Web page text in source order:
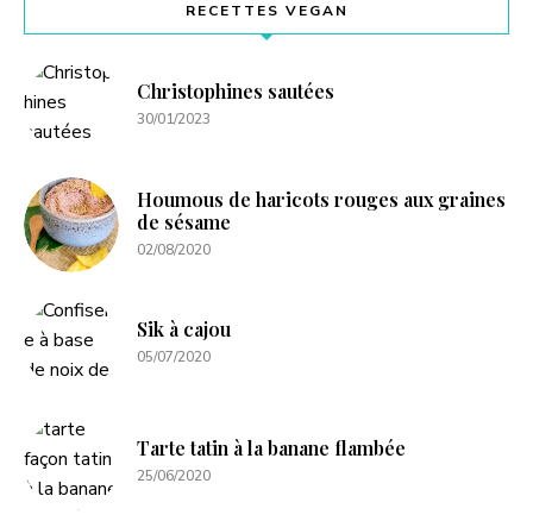
RECETTES VEGAN
Christophines sautées
30/01/2023
Houmous de haricots rouges aux graines
de sésame
02/08/2020
Sik à cajou
05/07/2020
Tarte tatin à la banane flambée
25/06/2020